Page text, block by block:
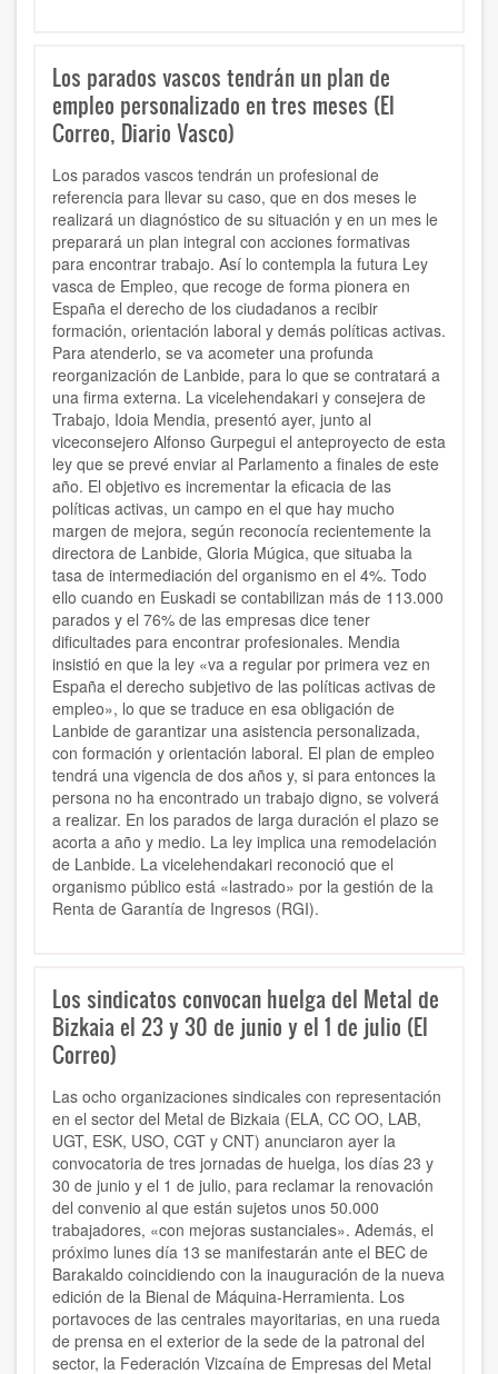
Los parados vascos tendrán un plan de
empleo personalizado en tres meses (El
Correo, Diario Vasco)
Los parados vascos tendrán un profesional de
referencia para llevar su caso, que en dos meses le
realizará un diagnóstico de su situación y en un mes le
preparará un plan integral con acciones formativas
para encontrar trabajo. Así lo contempla la futura Ley
vasca de Empleo, que recoge de forma pionera en
España el derecho de los ciudadanos a recibir
formación, orientación laboral y demás políticas activas.
Para atenderlo, se va acometer una profunda
reorganización de Lanbide, para lo que se contratará a
una firma externa. La vicelehendakari y consejera de
Trabajo, Idoia Mendia, presentó ayer, junto al
viceconsejero Alfonso Gurpegui el anteproyecto de esta
ley que se prevé enviar al Parlamento a finales de este
año. El objetivo es incrementar la eficacia de las
políticas activas, un campo en el que hay mucho
margen de mejora, según reconocía recientemente la
directora de Lanbide, Gloria Múgica, que situaba la
tasa de intermediación del organismo en el 4%. Todo
ello cuando en Euskadi se contabilizan más de 113.000
parados y el 76% de las empresas dice tener
dificultades para encontrar profesionales. Mendia
insistió en que la ley «va a regular por primera vez en
España el derecho subjetivo de las políticas activas de
empleo», lo que se traduce en esa obligación de
Lanbide de garantizar una asistencia personalizada,
con formación y orientación laboral. El plan de empleo
tendrá una vigencia de dos años y, si para entonces la
persona no ha encontrado un trabajo digno, se volverá
a realizar. En los parados de larga duración el plazo se
acorta a año y medio. La ley implica una remodelación
de Lanbide. La vicelehendakari reconoció que el
organismo público está «lastrado» por la gestión de la
Renta de Garantía de Ingresos (RGI).
Los sindicatos convocan huelga del Metal de
Bizkaia el 23 y 30 de junio y el 1 de julio (El
Correo)
Las ocho organizaciones sindicales con representación
en el sector del Metal de Bizkaia (ELA, CC OO, LAB,
UGT, ESK, USO, CGT y CNT) anunciaron ayer la
convocatoria de tres jornadas de huelga, los días 23 y
30 de junio y el 1 de julio, para reclamar la renovación
del convenio al que están sujetos unos 50.000
trabajadores, «con mejoras sustanciales». Además, el
próximo lunes día 13 se manifestarán ante el BEC de
Barakaldo coincidiendo con la inauguración de la nueva
edición de la Bienal de Máquina-Herramienta. Los
portavoces de las centrales mayoritarias, en una rueda
de prensa en el exterior de la sede de la patronal del
sector, la Federación Vizcaína de Empresas del Metal